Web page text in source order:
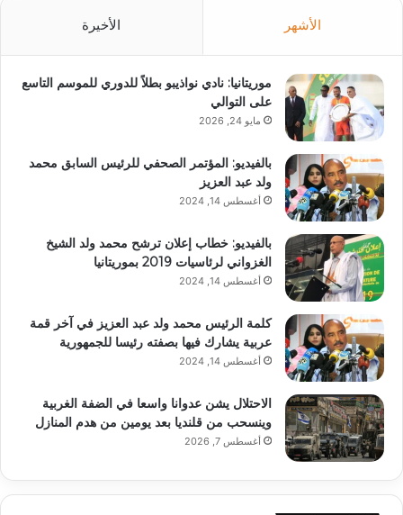
الأشهر الأخيرة
موريتانيا: نادي نواذيبو بطلاً للدوري للموسم التاسع
على التوالي
مايو 24, 2026
بالفيديو: المؤتمر الصحفي للرئيس السابق محمد
ولد عبد العزيز
أغسطس 14, 2024
بالفيديو: خطاب إعلان ترشح محمد ولد الشيخ
الغزواني لرئاسيات 2019 بموريتانيا
أغسطس 14, 2024
كلمة الرئيس محمد ولد عبد العزيز في آخر قمة
عربية يشارك فيها بصفته رئيسا للجمهورية
أغسطس 14, 2024
الاحتلال يشن عدوانا واسعا في الضفة الغربية
وينسحب من قلنديا بعد يومين من هدم المنازل
أغسطس 7, 2026